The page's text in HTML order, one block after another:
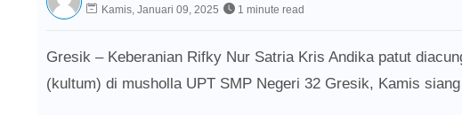
Kamis, Januari 09, 2025
1 minute read
Gresik – Keberanian Rifky Nur Satria Kris Andika patut
(kultum) di mushollaUPT SMP Negeri 32 Gresik, Kamis